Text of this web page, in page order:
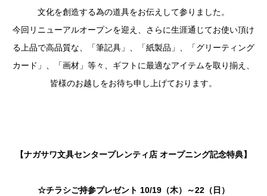
文化を創造する為の道具をお伝えして参りました。
今回リニューアルオープンを迎え、さらに生涯通じてお使い頂け
る上品で高品質な、「筆記具」、「紙製品」、「グリーティング
カード」、「画材」等々、ギフトに最適なアイテムを取り揃え、
皆様のお越しをお待ち申し上げております。
【ナガサワ文具センタープレンティ店 オープニング記念特典】
☆チラシご持参プレゼント 10/19（木）～22（日）